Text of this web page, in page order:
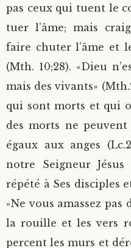
pas ceux qui tuent le
tuer l’âme; mais
faire chuter l’âme et
(Mth. 10;28). «Dieu
mais des vivants»
qui sont morts et qui
des morts ne
égaux aux anges
notre Seigneur
répété à Ses disciples
«Ne vous amassez
la rouille et les vers
percent les murs et